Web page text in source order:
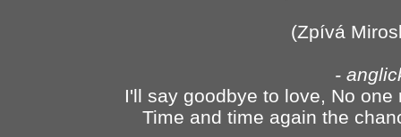
(Zpívá
-
I'll say goodbye to love, No
Time and time again the